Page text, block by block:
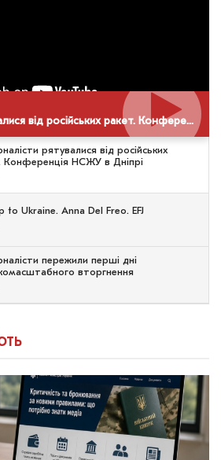
Як журналісти рятувалися від російських ракет. Конференція НСЖУ в Дніпрі
рятувалися від російських
Конференція НСЖУ в Дніпрі
to Ukraine. Anna Del Freo. EFJ
пережили перші дні
вторгнення